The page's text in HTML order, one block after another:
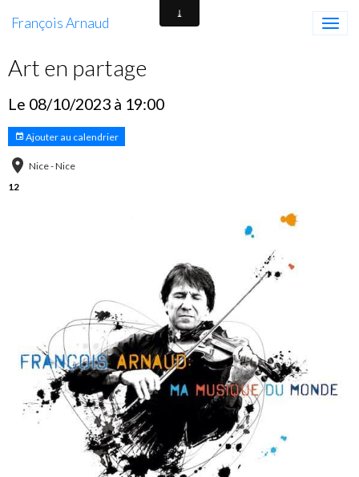
François Arnaud
Art en partage
Le 08/10/2023 à 19:00
Ajouter au calendrier
Nice - Nice
12